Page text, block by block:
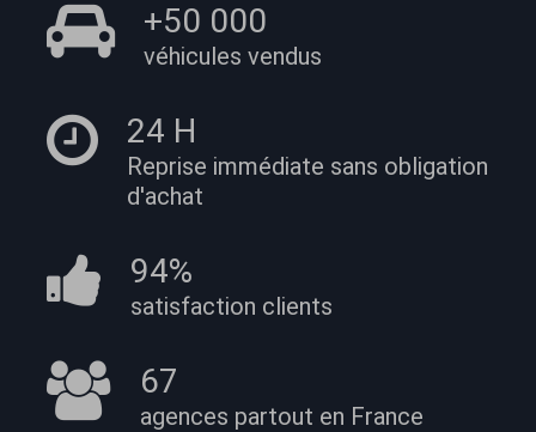
+50 000
véhicules vendus
24 H
Reprise immédiate sans obligation
d'achat
94%
satisfaction clients
67
agences partout en France